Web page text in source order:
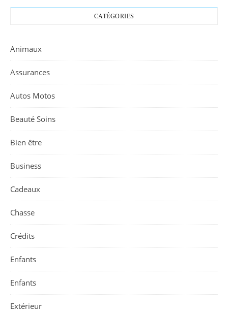
CATÉGORIES
Animaux
Assurances
Autos Motos
Beauté Soins
Bien être
Business
Cadeaux
Chasse
Crédits
Enfants
Enfants
Extérieur